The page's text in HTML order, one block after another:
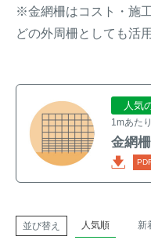
※金網柵はコスト・施
どの外周柵としても活
人気
1mあた
金網
並び替え 人気順 新
イノシシ対策
アライグマ対策
サル対策